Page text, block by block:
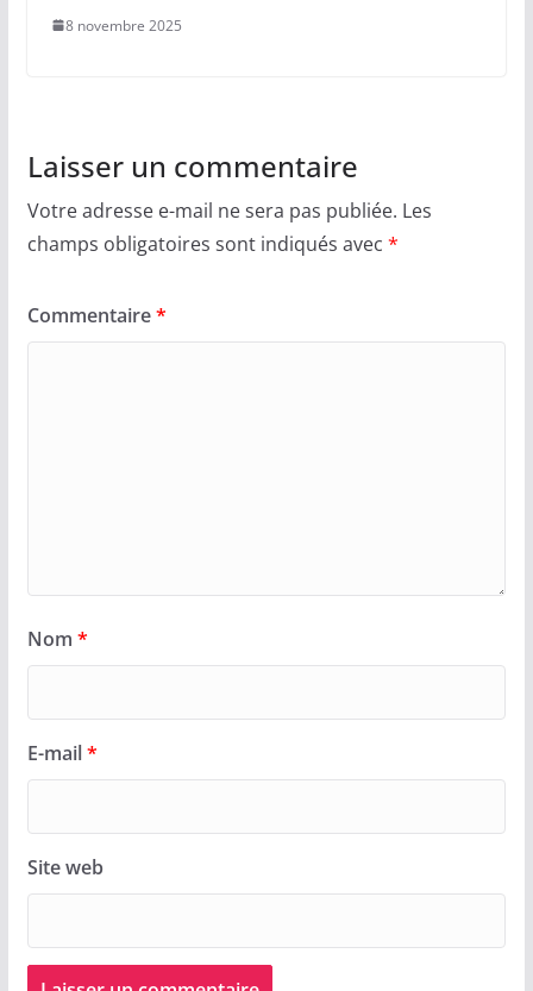
8 novembre 2025
Laisser un commentaire
Votre adresse e-mail ne sera pas publiée. Les
champs obligatoires sont indiqués avec *
Commentaire*
Nom *
E-mail*
Site web